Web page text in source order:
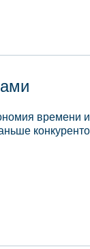
времени